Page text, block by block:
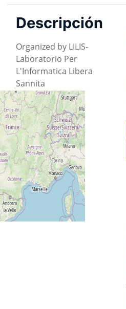
Descripción
Organized by LILIS-
Laboratorio Per
L'Informatica Libera
Sannita